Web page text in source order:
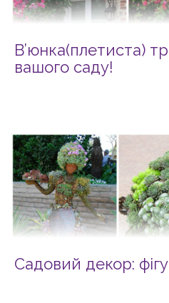
В’юнка(плетиста)
вашого саду!
Садовий декор: